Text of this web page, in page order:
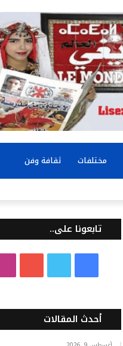
مختلفات ثقافة وفن
تابعونا على..
س
ب
ي
ت
ت
ي
أحدث المقالات